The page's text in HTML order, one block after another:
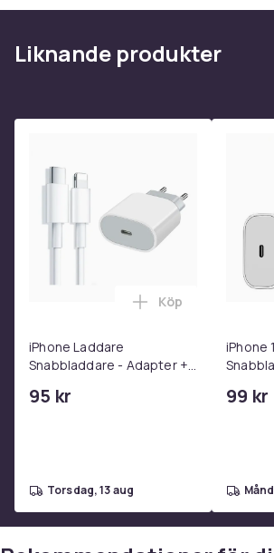
Liknande produkter
iPhone Laddare
Snabbladdare - Adapter +
C 2m
95 kr
Lägg till iPhone
Köp
torsdag, 13 aug
iPhone
99 kr